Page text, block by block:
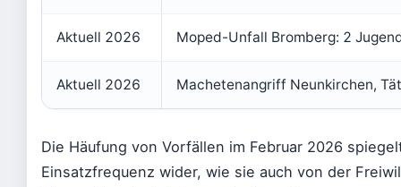
Aktuell 2026 Moped-Unfall Bromberg: 2
Aktuell 2026 Machetenangriff Neunkirchen,
Die Häufung von Vorfällen im Februar 2026
Einsatzfrequenz wider, wie sie auch von der